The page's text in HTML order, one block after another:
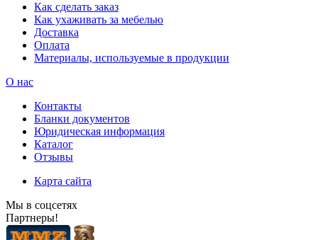
Как сделать заказ
Как ухаживать за мебелью
Доставка
Оплата
Материалы, используемые в продукции
О нас
Контакты
Бланки документов
Юридическая информация
Каталог
Отзывы
Карта сайта
Мы в соцсетях
Партнеры!